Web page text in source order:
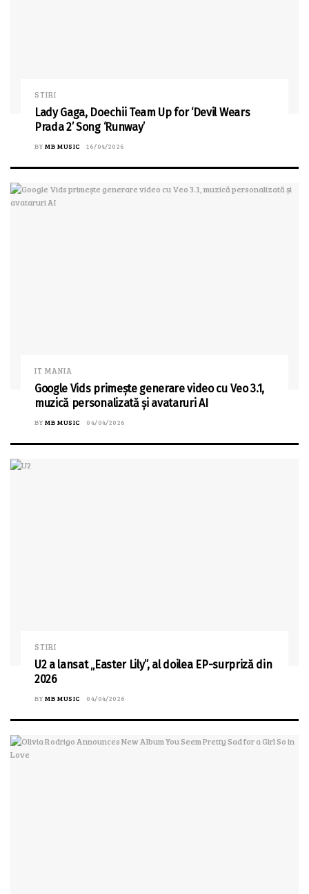
STIRI
Lady Gaga, Doechii Team Up for ‘Devil Wears
Prada 2’ Song ‘Runway’
BY MB MUSIC 16/04/2026
IT MANIA
Google Vids primește generare video cu Veo 3.1,
muzică personalizată și avataruri AI
BY MB MUSIC 04/04/2026
STIRI
U2 a lansat „Easter Lily”, al doilea EP-surpriză din
2026
BY MB MUSIC 04/04/2026